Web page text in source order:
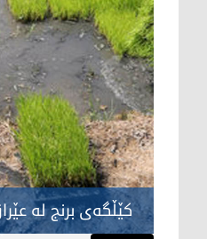
كێڵگه‌ی برنج له‌